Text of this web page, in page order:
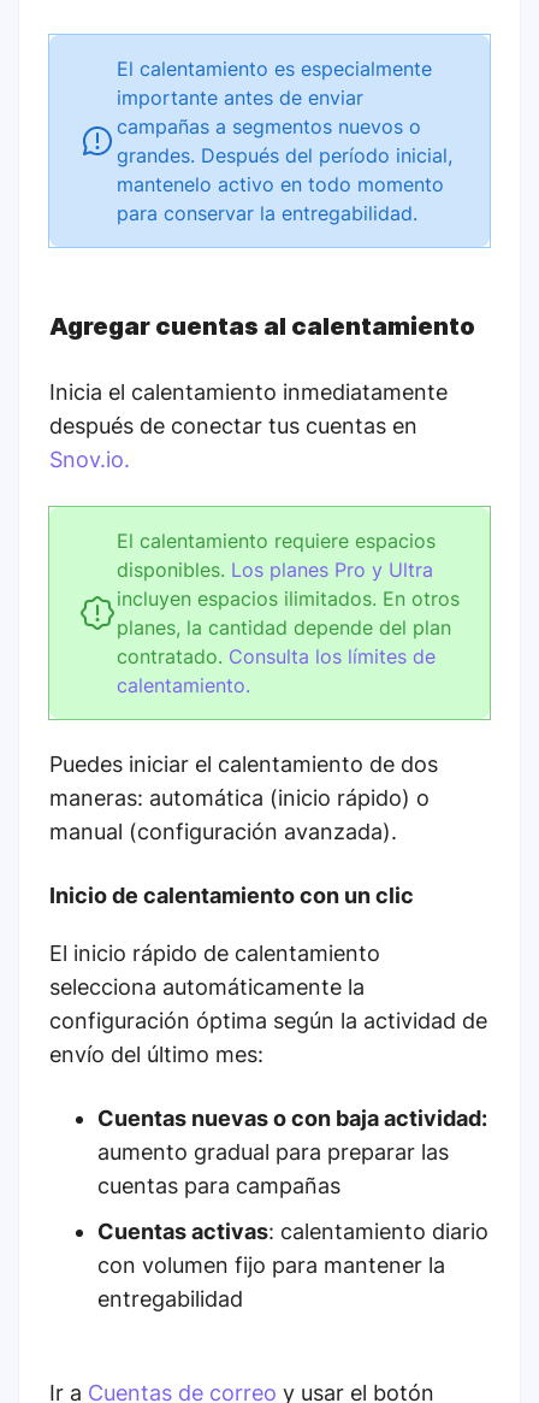
El calentamiento es especialmente
importante antes de enviar
campañas a segmentos nuevos o
grandes. Después del período inicial,
mantenelo activo en todo momento
para conservar la entregabilidad.
Agregar cuentas al calentamiento
Inicia el calentamiento inmediatamente
después de conectar tus cuentas en
Snov.io.
El calentamiento requiere espacios
disponibles. Los planes Pro y Ultra
incluyen espacios ilimitados. En otros
planes, la cantidad depende del plan
contratado. Consulta los límites de
calentamiento.
Puedes iniciar el calentamiento de dos
maneras: automática (inicio rápido) o
manual (configuración avanzada).
Inicio de calentamiento con un clic
El inicio rápido de calentamiento
selecciona automáticamente la
configuración óptima según la actividad de
envío del último mes:
Cuentas nuevas o con baja actividad:
aumento gradual para preparar las
cuentas para campañas
Cuentas activas: calentamiento diario
con volumen fijo para mantener la
entregabilidad
Ir a Cuentas de correo y usar el botón